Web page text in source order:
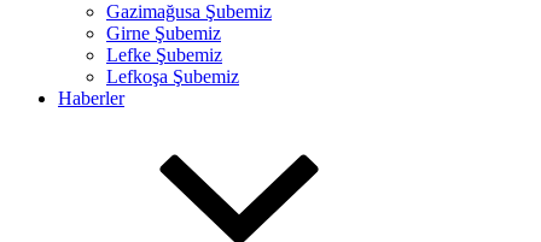
Gazimağusa Şubemiz
Girne Şubemiz
Lefke Şubemiz
Lefkoşa Şubemiz
Haberler